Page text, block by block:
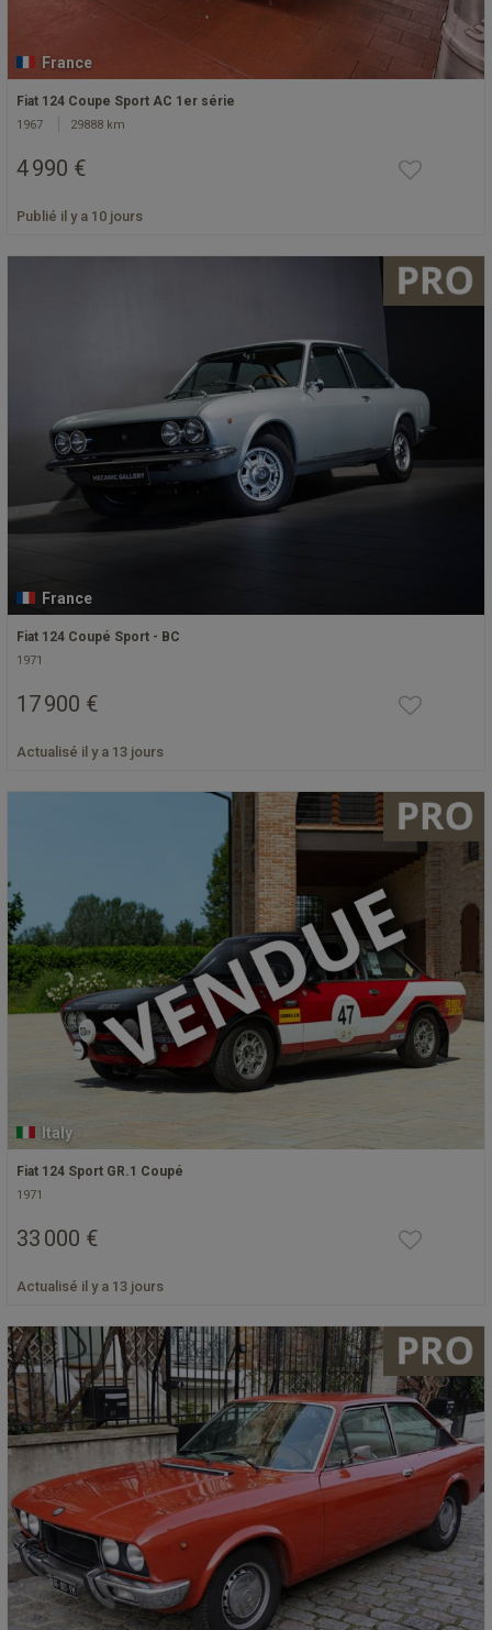
France
Fiat 124 Coupe Sport AC 1er série
1967 29888 km
4 990 €
Publié il y a 10 jours
France
Fiat 124 Coupé Sport - BC
1971
17 900 €
Actualisé il y a 13 jours
Italy
Fiat 124 Sport GR.1 Coupé
1971
33 000 €
Actualisé il y a 13 jours